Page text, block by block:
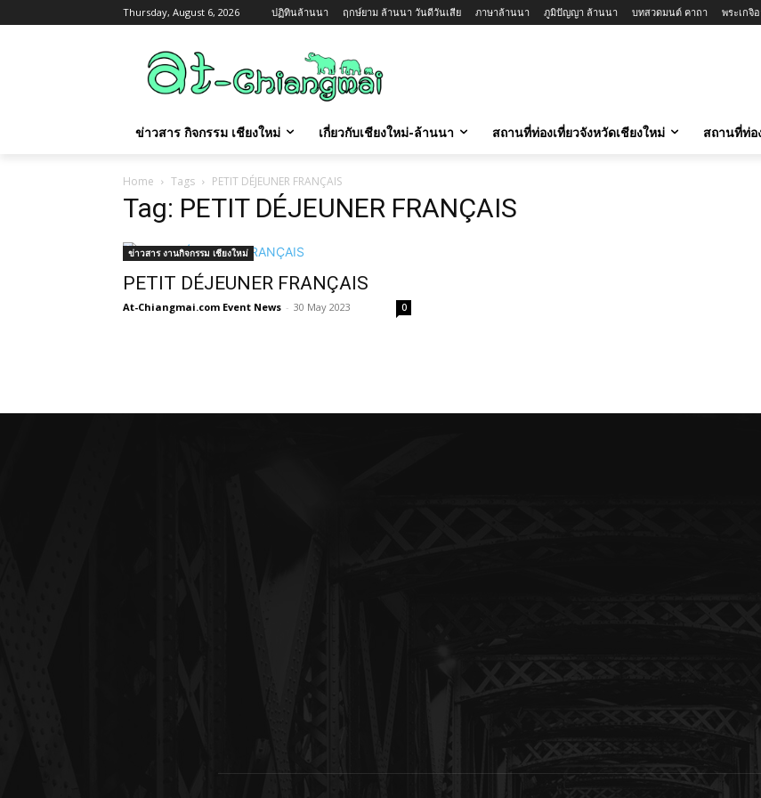
Thursday, August 6, 2026 ปฏิทินล้านนา ฤกษ์ยาม ล้านนา วันดีวันเสีย ภาษาล้านนา ภูมิปัญญา ล้านนา บทสวดมนต์ คาถา พระเกจิ
ข่าวสาร กิจกรรม เชียงใหม่ เกี่ยวกับเชียงใหม่-ล้านนา สถานที่ท่องเที่ยวจังหวัดเชียงใหม่ สถานที่ท่อ
Home Tags PETIT DÉJEUNER FRANÇAIS
Tag: PETIT DÉJEUNER FRANÇAIS
ข่าวสาร งานกิจกรรม เชียงใหม่
PETIT DÉJEUNER FRANÇAIS
At-Chiangmai.com Event News - 30 May 2023 0